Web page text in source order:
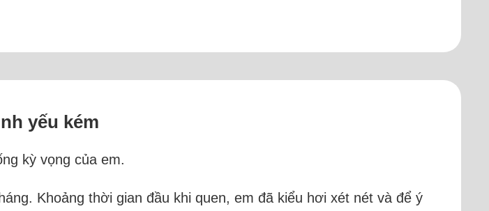
yếu kém
kỳ vọng của em.
Khoảng thời gian đầu khi quen, em đã kiểu hơi xét nét và để ý